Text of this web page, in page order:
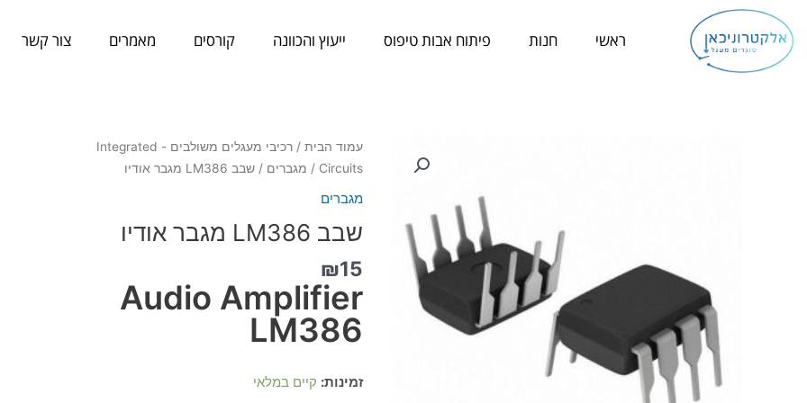
לתוכן
ראשי חנות פיתוח אבות טיפוס ייעוץ והכוונה קורסים מאמרים צור קשר
עמוד הבית/
רכיבי מעגלים משולבים - Integrated
Circuits
/ מגברים / שבב LM386 מגבר אודיו
מגברים
שבב LM386 מגבר אודיו
₪15
Audio Amplifier
LM386
זמינות: קיים במלאי
כמות
של
מגבר